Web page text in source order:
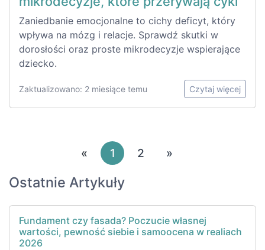
Zaniedbanie emocjonalne to cichy deficyt, który
wpływa na mózg i relacje. Sprawdź skutki w
dorosłości oraz proste mikrodecyzje wspierające
dziecko.
Zaktualizowano: 2 miesiące temu Czytaj więcej
« 1 2 »
Ostatnie Artykuły
Fundament czy fasada? Poczucie własnej
wartości, pewność siebie i samoocena w realiach
2026